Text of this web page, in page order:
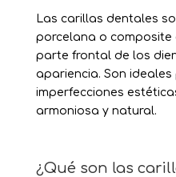
Las carillas dentales
porcelana o composite
parte frontal de los
apariencia. Son
imperfecciones
armoniosa y natural.
¿Qué son las